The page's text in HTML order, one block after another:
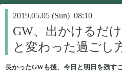
2019.05.05 (Sun) 08:10
GW、出かけるだ
と変わった過ごし
長かったGWも後、今日と明日を残す